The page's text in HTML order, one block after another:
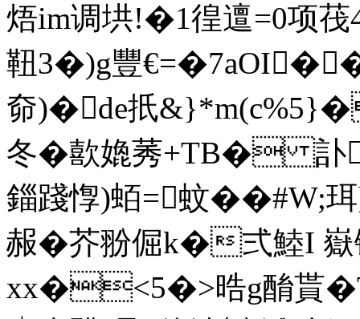
焐im调垬!�1徨邅=0项
靵3�)g豐
奅)�de扺
冬�歖嫓莠+TB� 訃
錙踐惸)蛨=蚊��#W;
赧�芥翂倔k�弍鯥I
xx�<5�>晧g酳貰�T